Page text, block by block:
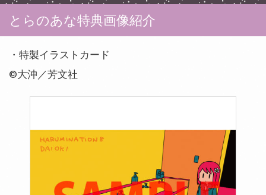
とらのあな特典画像紹介
・特製イラストカード
©大沖／芳文社